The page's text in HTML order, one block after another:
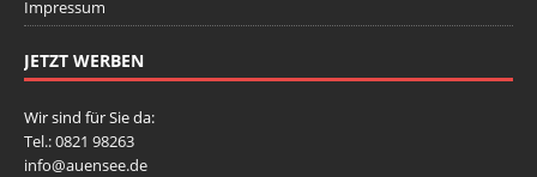
Impressum
JETZT WERBEN
Wir sind für Sie da:
Tel.: 0821 98263
info@auensee.de